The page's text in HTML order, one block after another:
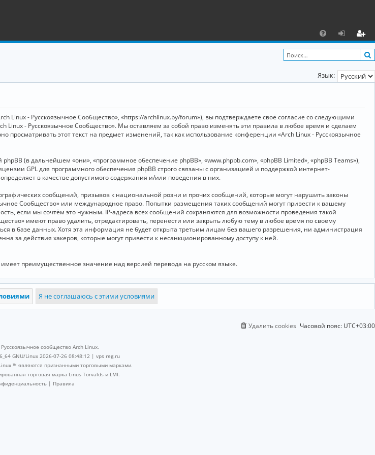
F
A
Q
х
о
д
ег
и
ст
и
Язык:
- Русскоязычное Сообщество», «https://archlinux.by/forum»), вы подтверждаете своё согласие со следующими
- Русскоязычное Сообщество». Мы оставляем за собой право изменять эти правила в любое время и сделаем
этот текст на предмет изменений, так как использование конференции «Arch Linux - Русскоязычное
(в дальнейшем «они», «программное обеспечение phpBB», «www.phpbb.com», «phpBB Limited», «phpBB Teams»),
GPL для программного обеспечения phpBB строго связаны с организацией и поддержкой интернет-
в качестве допустимого содержания и/или поведения в них.
сообщений, призывов к национальной розни и прочих сообщений, которые могут нарушить законы
Сообщество» или международное право. Попытки размещения таких сообщений могут привести к вашему
если мы сочтём это нужным. IP-адреса всех сообщений сохраняются для возможности проведения такой
имеют право удалить, отредактировать, перенести или закрыть любую тему в любое время по своему
в базе данных. Хотя эта информация не будет открыта третьим лицам без вашего разрешения, ни администрация
за действия хакеров, которые могут привести к несанкционированному доступу к ней.
преимущественное значение над версией перевода на русском языке.
Часовой пояс: UTC+03:00
Удалить cookies
сообщество Arch Linux.
GNU/Linux 2026-07-26 08:48:12 | vps reg.ru
™ являются признанными торговыми марками.
торговая марка Linus Torvalds и LMI.
| Правила